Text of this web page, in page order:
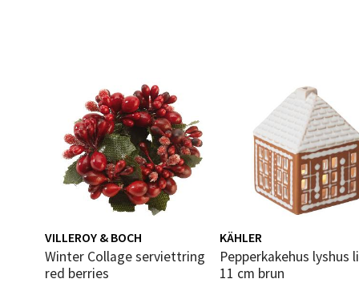
VILLEROY & BOCH
Winter Collage serviettring
red berries
KÄHLER
Pepperkakehus lyshus liten
11 cm brun
Åpent i